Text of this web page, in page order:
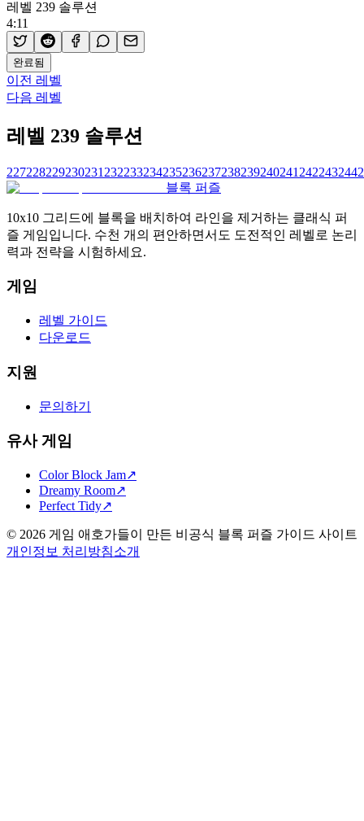
레벨 239 솔루션
4:11
완료됨
이전 레벨
다음 레벨
레벨 239 솔루션
227228229230231 232233234235236237238239240241 242243244
블록 퍼즐
10x10 그리드에 블록을 배치하여 라인을 제거하는 클래식 퍼
즐 게임입니다. 수천 개의 편안하면서도 도전적인 레벨로 논리
력과 전략을 시험하세요.
게임
레벨 가이드
다운로드
지원
문의하기
유사 게임
Color Block Jam↗️
Dreamy Room↗️
Perfect Tidy↗️
© 2026 게임 애호가들이 만든 비공식 블록 퍼즐 가이드 사이트
개인정보 처리방침소개